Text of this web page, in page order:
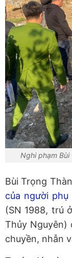
Nghi phạm
Bùi Trọng
của người
(SN 1988, trú
Thủy Nguyên)
chuyền, nhẫn